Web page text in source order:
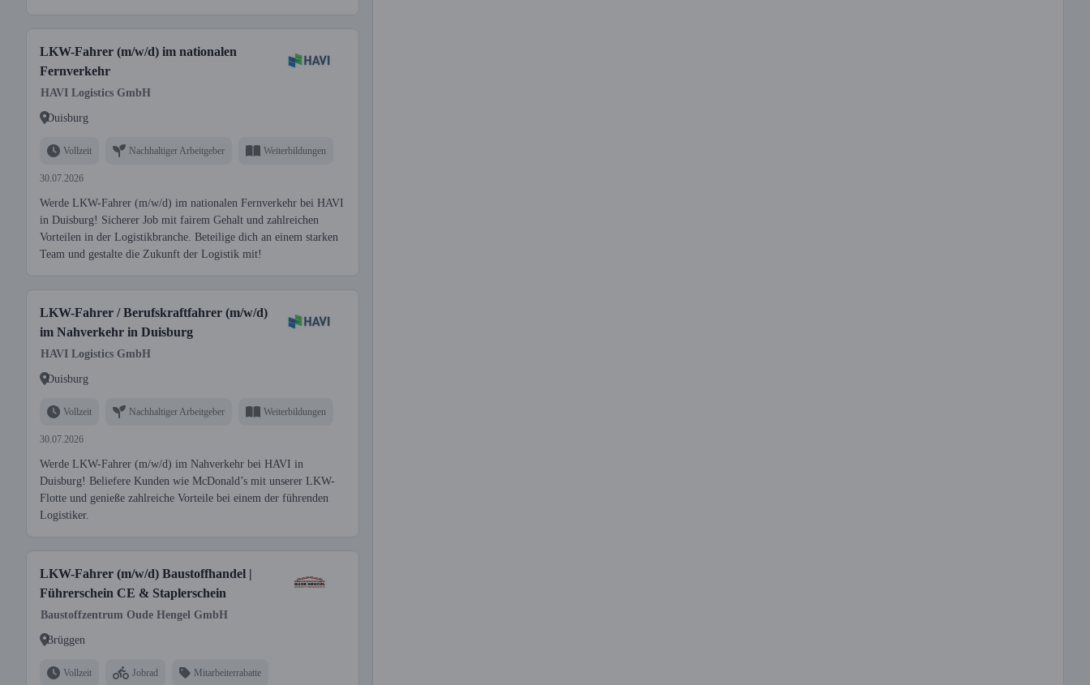
LKW-Fahrer (m/w/d) im nationalen
Fernverkehr
HAVI Logistics GmbH
Duisburg
Vollzeit Nachhaltiger Arbeitgeber Weiterbildungen
30.07.2026
Werde LKW-Fahrer (m/w/d) im nationalen Fernverkehr bei HAVI
in Duisburg! Sicherer Job mit fairem Gehalt und zahlreichen
Vorteilen in der Logistikbranche. Beteilige dich an einem starken
Team und gestalte die Zukunft der Logistik mit!
LKW-Fahrer / Berufskraftfahrer (m/w/d)
im Nahverkehr in Duisburg
HAVI Logistics GmbH
Duisburg
Vollzeit Nachhaltiger Arbeitgeber Weiterbildungen
30.07.2026
Werde LKW-Fahrer (m/w/d) im Nahverkehr bei HAVI in
Duisburg! Beliefere Kunden wie McDonald’s mit unserer LKW-
Flotte und genieße zahlreiche Vorteile bei einem der führenden
Logistiker.
LKW-Fahrer (m/w/d) Baustoffhandel |
Führerschein CE & Staplerschein
Baustoffzentrum Oude Hengel GmbH
Brüggen
Vollzeit Jobrad Mitarbeiterrabatte